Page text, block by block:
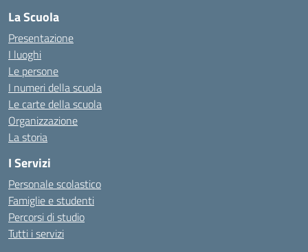
La Scuola
Presentazione
I luoghi
Le persone
I numeri della scuola
Le carte della scuola
Organizzazione
La storia
I Servizi
Personale scolastico
Famiglie e studenti
Percorsi di studio
Tutti i servizi